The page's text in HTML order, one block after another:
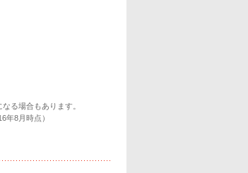
る場合もあります。
年8月時点）